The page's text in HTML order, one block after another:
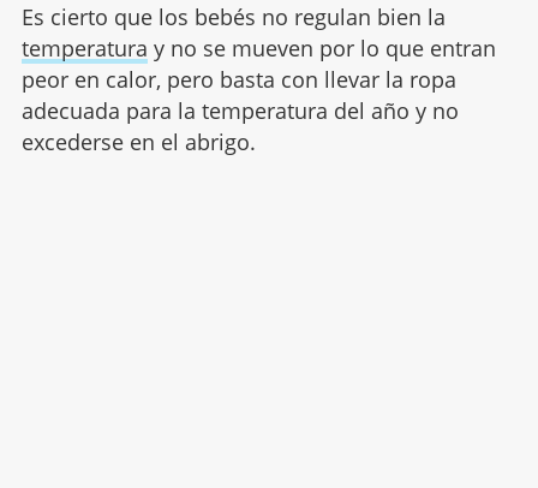
Es cierto que los bebés no regulan bien la
temperatura y no se mueven por lo que entran
peor en calor, pero basta con llevar la ropa
adecuada para la temperatura del año y no
excederse en el abrigo.